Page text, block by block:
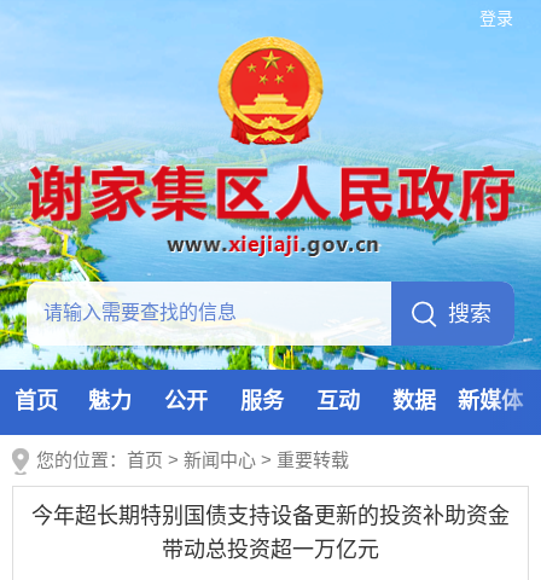
登录
首页 魅力 公开 服务 互动 数据 新媒体
您的位置： 首页 > 新闻中心 > 重要转载
今年超长期特别国债支持设备更新的投资补助资金
带动总投资超一万亿元